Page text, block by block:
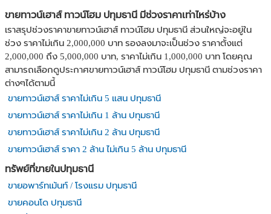
ขายทาวน์เฮาส์ ทาวน์โฮม ปทุมธานี มีช่วงราคาเท่าไหร่บ้าง
เราสรุปช่วงราคาขายทาวน์เฮาส์ ทาวน์โฮม ปทุมธานี ส่วนใหญ่จะอยู่ใน
ช่วง ราคาไม่เกิน 2,000,000 บาท รองลงมาจะเป็นช่วง ราคาตั้งแต่
2,000,000 ถึง 5,000,000 บาท, ราคาไม่เกิน 1,000,000 บาท โดยคุณ
สามารถเลือกดูประกาศขายทาวน์เฮาส์ ทาวน์โฮม ปทุมธานี ตามช่วงราคา
ต่างๆได้ตามนี้
ขายทาวน์เฮาส์ ราคาไม่เกิน 5 แสน ปทุมธานี
ขายทาวน์เฮาส์ ราคาไม่เกิน 1 ล้าน ปทุมธานี
ขายทาวน์เฮาส์ ราคาไม่เกิน 2 ล้าน ปทุมธานี
ขายทาวน์เฮาส์ ราคา 2 ล้าน ไม่เกิน 5 ล้าน ปทุมธานี
ทรัพย์ที่ขายในปทุมธานี
ขายอพาร์ทเม้นท์ / โรงแรม ปทุมธานี
ขายคอนโด ปทุมธานี